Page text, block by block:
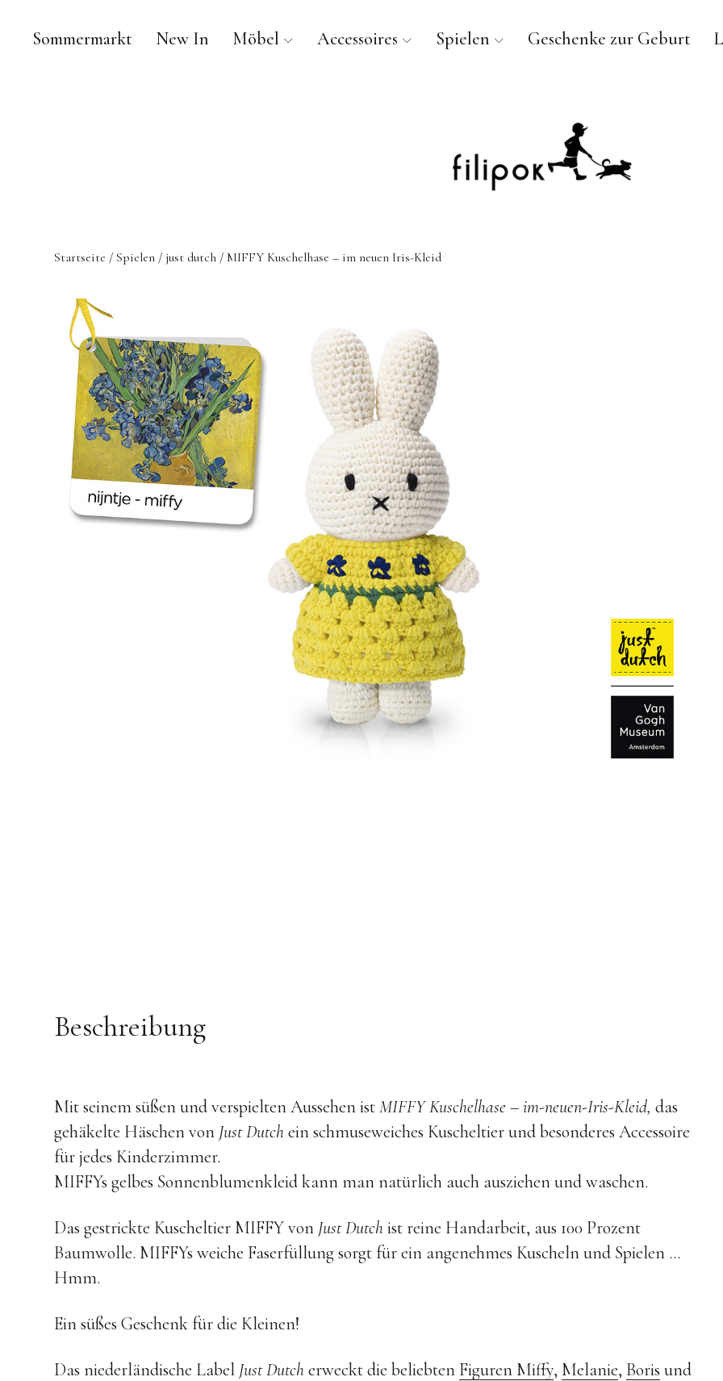
Sommermarkt New In Möbel Accessoires Spielen Geschenke zur Geburt
Startseite / Spielen / just dutch / MIFFY Kuschelhase – im neuen Iris-Kleid
Beschreibung
Mit seinem süßen und verspielten Aussehen istMIFFY Kuschelhase – im-neuen-Iris-Kleid, das
gehäkelte Häschen von Just Dutchein schmuseweiches Kuscheltier und besonderes Accessoire
für jedes Kinderzimmer.
MIFFYs gelbes Sonnenblumenkleid kann man natürlich auch ausziehen und waschen.
Das gestrickte Kuscheltier MIFFY von Just Dutchist reine Handarbeit, aus 100 Prozent
Baumwolle. MIFFYs weiche Faserfüllung sorgt für ein angenehmes Kuscheln und Spielen …
Hmm.
Ein süßes Geschenk für die Kleinen!
Das niederländische Label Just Dutcherweckt die beliebten Figuren Miffy, Melanie, Borisund